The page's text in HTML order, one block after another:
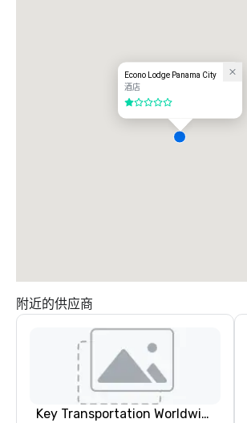
Econo Lodge Panama City
酒店
1/5
附近的供应商
Key Transportation Worldwide Service